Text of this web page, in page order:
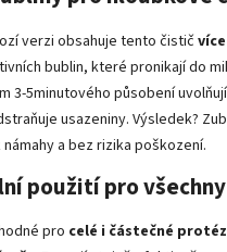
verzi obsahuje tento čistič
bublin, které pronikají do
3-5minutového působení
usazeniny. Výsledek?
a bez rizika poškození.
použití pro
pro celé i částečné